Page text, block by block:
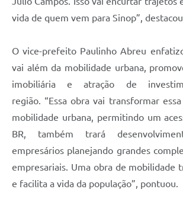
vida de quem vem para Sinop”,
O vice-prefeito Paulinho Abreu
vai além da mobilidade urbana,
imobiliária e atração de
região. “Essa obra vai transformar
mobilidade urbana, permitindo um
BR, também trará
empresários planejando grandes
empresariais. Uma obra de mobilidade
e facilita a vida da população”, pontuou.